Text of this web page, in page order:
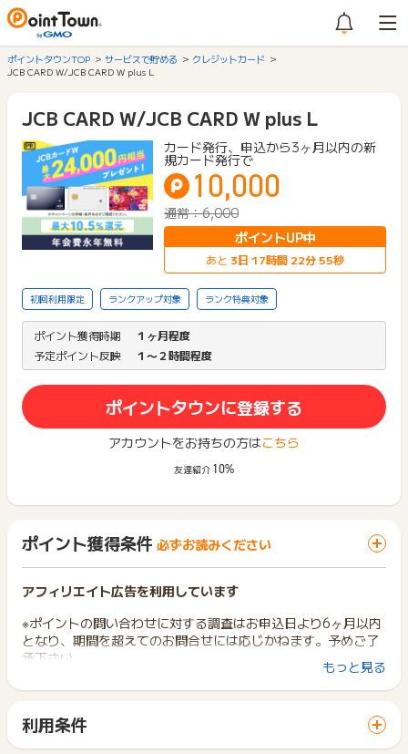
ポイントタウンTOP サービスで貯める
クレジットカード
JCB CARD W/JCB CARD W plus L
JCB CARD W/JCB CARD W plus L
カード発行、申込から3ヶ月以内の新
規カード発行で
10,000
通常：6,000
ポイントUP中
あと 3日 17時間 22分 55秒
初回利用限定 ランクアップ対象 ランク特典対象
ポイント獲得時期
１ヶ月程度
予定ポイント反映
１〜２時間程度
ポイントタウンに登録する
アカウントをお持ちの方はこちら
友達紹介 10%
ポイント獲得条件 必ずお読みください
アフィリエイト広告を利用しています
※ポイントの問い合わせに対する調査はお申込日より6ヶ月以内
となり、期間を超えてのお問合せには応じかねます。予めご了
承下さい。
【獲得条件】
※JCBカード W
JCBカード W Plus L
もっと見る
利用条件